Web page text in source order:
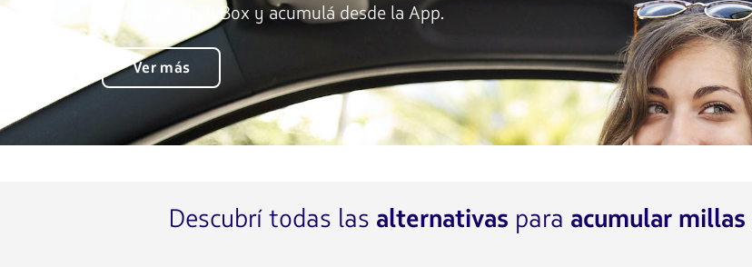
Descargá Shell Box y acumulá desde la App.
Ver más
Descubrí todas las alternativas para acumular millas